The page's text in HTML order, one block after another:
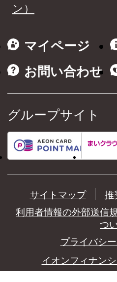
ン）
マイページ
お問い合わせ
グループサイト
サイトマップ 推
利用者情報の外部送信
つ
プライバシ
イオンフィナン